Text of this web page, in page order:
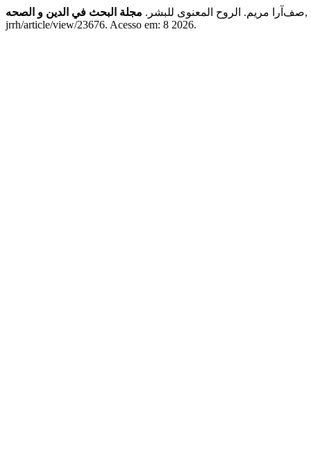
صف‌آرا مریم. الروح المعنوى للبشر. مجلة البحث في الدین و الصحه ,
jrrh/article/view/23676. Acesso em: 8 2026.